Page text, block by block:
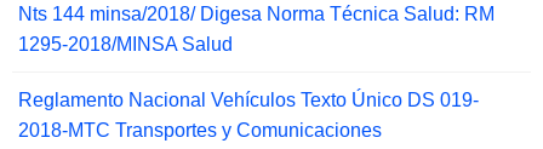
Nts 144 minsa/2018/ Digesa Norma Técnica Salud: RM
1295-2018/MINSA Salud
Reglamento Nacional Vehículos Texto Único DS 019-
2018-MTC Transportes y Comunicaciones